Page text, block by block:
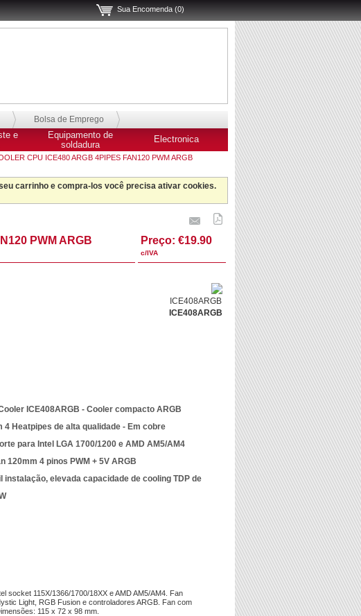
Sua Encomenda (0)
Bolsa de Emprego
e
Equipamento de
soldadura
Electronica
CPU ICE480 ARGB 4PIPES FAN120 PWM ARGB
carrinho e compra-los você precisa ativar cookies.
PWM ARGB
Preço: €19.90
c/IVA
ICE408ARGB
ICE408ARGB
ICE408ARGB - Cooler compacto ARGB
4 Heatpipes de alta qualidade - Em cobre
para Intel LGA 1700/1200 e AMD AM5/AM4
120mm 4 pinos PWM + 5V ARGB
instalação, elevada capacidade de cooling TDP de
socket 115X/1366/1700/18XX e AMD AM5/AM4. Fan
Light, RGB Fusion e controladores ARGB. Fan com
115 x 72 x 98 mm.